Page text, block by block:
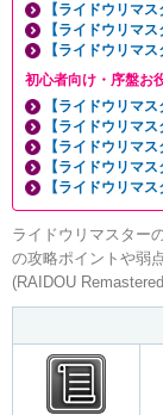
【ライドウリマ
【ライドウリマ
【ライドウリマ
初心者向け・序盤お
【ライドウリマ
【ライドウリマ
【ライドウリマ
【ライドウリマ
【ライドウリマ
ライドウリマスター
の攻略ポイントや弱
(RAIDOU